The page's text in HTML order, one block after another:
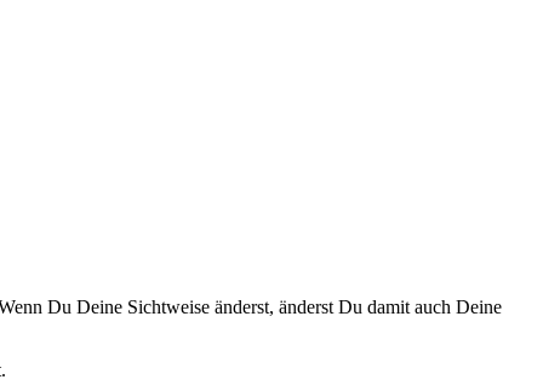
Du Deine Sichtweise änderst, änderst Du damit auch Deine